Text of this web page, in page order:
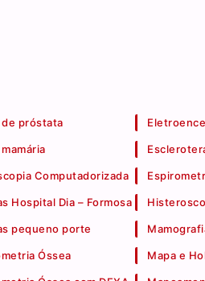
de próstata
Computadorizada
Hospital Dia – Formosa
pequeno porte
Óssea Mapa e